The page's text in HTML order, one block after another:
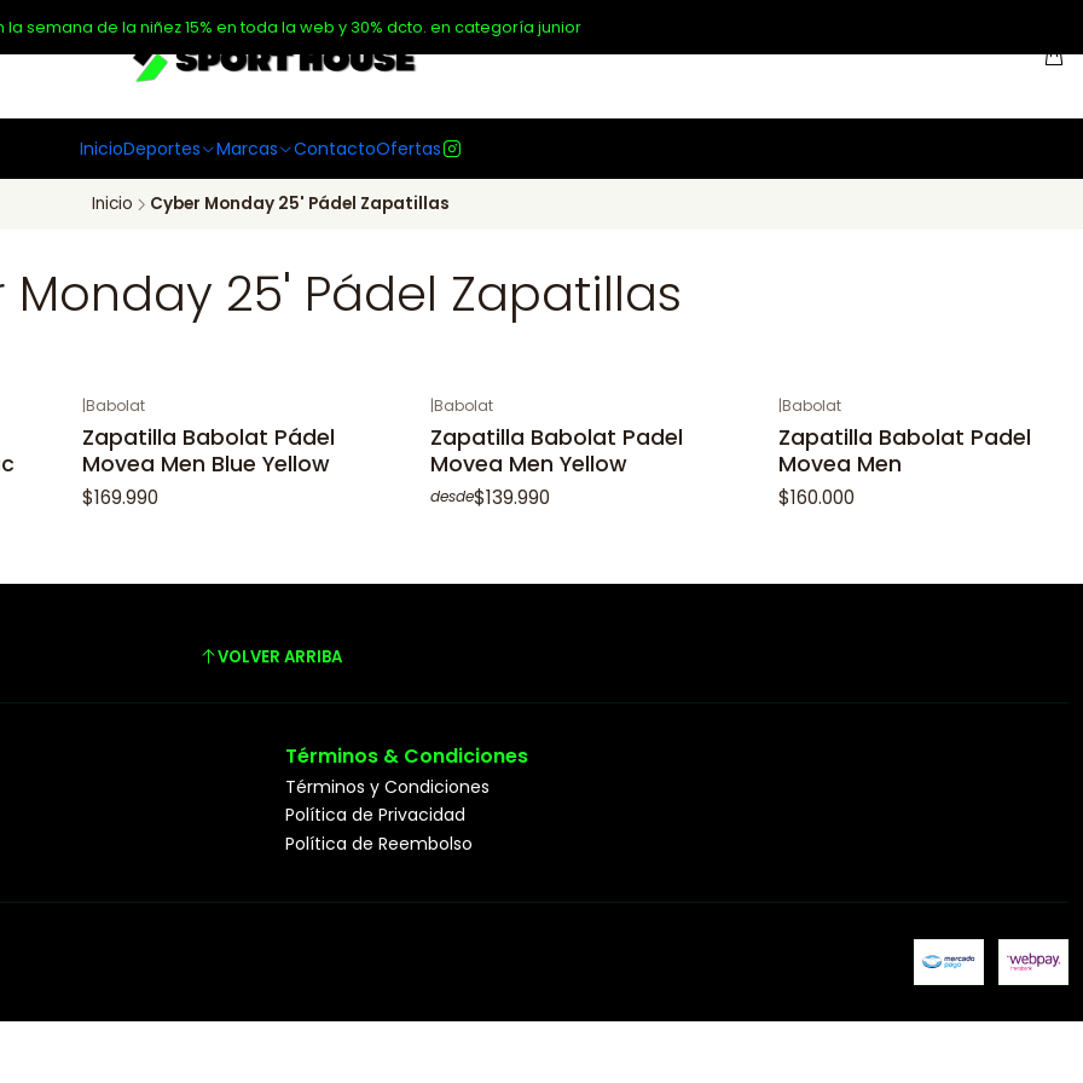
InicioDeportes Marcas ContactoOfertas
la semana de la niñez 15% en toda la web y 30% dcto. en categoría junior
Inicio Cyber Monday 25' Pádel Zapatillas
Monday 25' Pádel Zapatillas
|Babolat
Zapatilla Babolat Pádel
Movea Men Blue Yellow
$169.990
|Babolat
Zapatilla Babolat Padel
Movea Men Yellow
desde$139.990
|Babolat
Zapatilla Babolat Padel
Movea Men
$160.000
VOLVER ARRIBA
Términos & Condiciones
Términos y Condiciones
Política de Privacidad
Política de Reembolso